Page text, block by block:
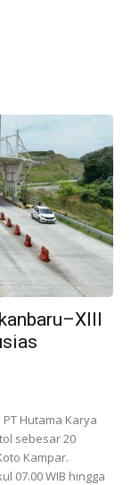
Hutama Karya
sebesar 20
Kampar.
07.00 WIB hingga